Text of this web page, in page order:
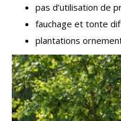
pas d’utilisation de
fauchage et tonte
plantations